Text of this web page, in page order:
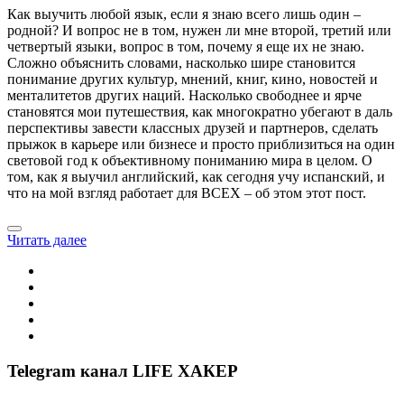
Как выучить любой язык, если я знаю всего лишь один –
родной? И вопрос не в том, нужен ли мне второй, третий или
четвертый языки, вопрос в том, почему я еще их не знаю.
Сложно объяснить словами, насколько шире становится
понимание других культур, мнений, книг, кино, новостей и
менталитетов других наций. Насколько свободнее и ярче
становятся мои путешествия, как многократно убегают в даль
перспективы завести классных друзей и партнеров, сделать
прыжок в карьере или бизнесе и просто приблизиться на один
световой год к объективному пониманию мира в целом. О
том, как я выучил английский, как сегодня учу испанский, и
что на мой взгляд работает для ВСЕХ – об этом этот пост.
Читать далее
Telegram канал LIFE ХАКЕР